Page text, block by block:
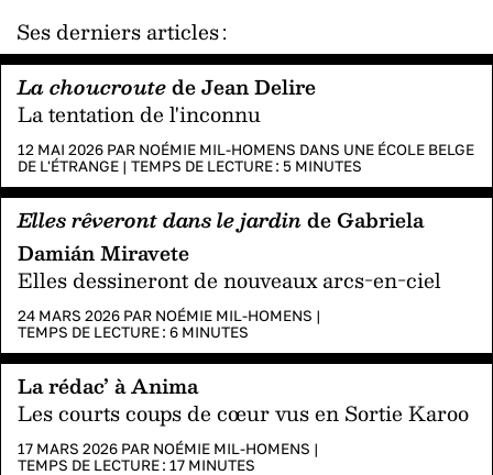
Ses derniers articles :
La choucroutede Jean Delire
La tentation de l'inconnu
12 MAI 2026 PAR NOÉMIE MIL-HOMENS DANS UNE ÉCOLE BELGE
DE L'ÉTRANGE | TEMPS DE LECTURE : 5 MINUTES
Elles rêveront dans le jardinde Gabriela
Damián Miravete
Elles dessineront de nouveaux arcs-en-ciel
24 MARS 2026 PAR NOÉMIE MIL-HOMENS |
TEMPS DE LECTURE : 6 MINUTES
La rédac’ à Anima
Les courts coups de cœur vus en Sortie Karoo
17 MARS 2026 PAR NOÉMIE MIL-HOMENS |
TEMPS DE LECTURE : 17 MINUTES